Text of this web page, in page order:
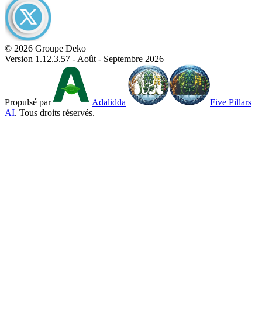
© 2026 Groupe Deko
Version 1.12.3.57 - Août - Septembre 2026
Propulsé par Adalidda
Five Pillars
AI. Tous droits réservés.